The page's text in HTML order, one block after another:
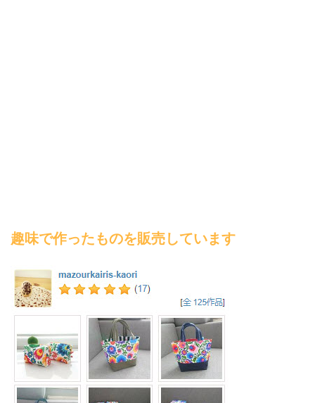
趣味で作ったものを販売しています